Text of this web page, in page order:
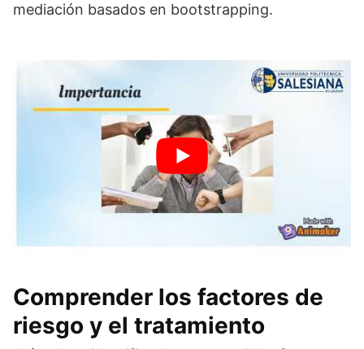
mediación basados en bootstrapping.
Comprender los factores de
riesgo y el tratamiento